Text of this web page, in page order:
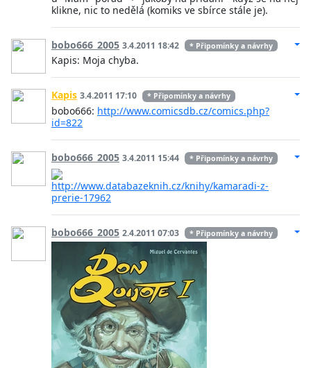
klikne, nic to nedělá (komiks ve sbírce stále je).
bobo666_2005 3.4.2011 18:42 * Připomínky a návrhy
Kapis: Moja chyba.
Kapis 3.4.2011 17:10 * Připomínky a návrhy
bobo666: http://www.comicsdb.cz/comics.php?
id=822
bobo666_2005 3.4.2011 15:44 * Připomínky a návrhy
http://www.databazeknih.cz/knihy/kamaradi-z-
prerie-17962
bobo666_2005 2.4.2011 07:03 * Připomínky a návrhy